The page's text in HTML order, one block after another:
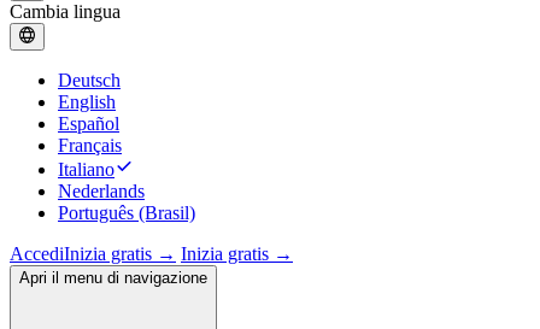
Cambia lingua
Deutsch
English
Español
Français
Italiano
Nederlands
Português (Brasil)
AccediInizia gratis → Inizia gratis →
Apri il menu di navigazione